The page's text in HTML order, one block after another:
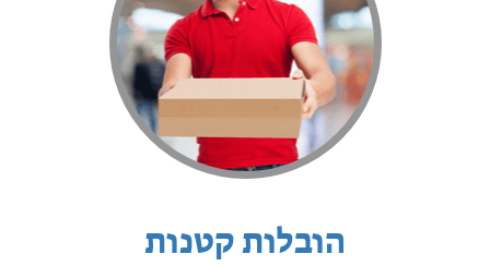
הובלות קטנות